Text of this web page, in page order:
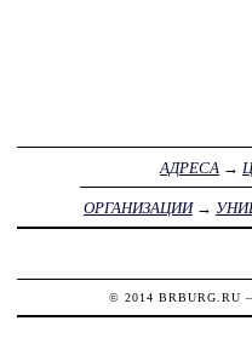
АДРЕСА → Ц
ОРГАНИЗАЦИИ→
© 2014 BRBURG.RU